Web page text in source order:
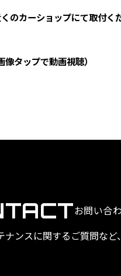
のカーショップにて取付く
タップで動画視聴）
お問い合
ナンスに関するご質問な